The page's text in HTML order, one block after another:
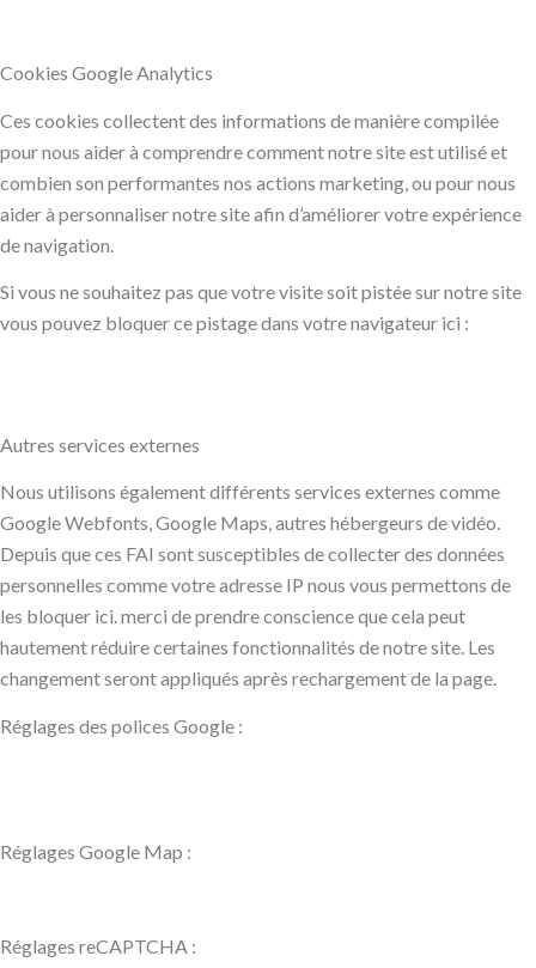
Cookies Google Analytics
Ces cookies collectent des informations de manière compilée
pour nous aider à comprendre comment notre site est utilisé et
combien son performantes nos actions marketing, ou pour nous
aider à personnaliser notre site afin d’améliorer votre expérience
de navigation.
Si vous ne souhaitez pas que votre visite soit pistée sur notre site
vous pouvez bloquer ce pistage dans votre navigateur ici :
Autres services externes
Nous utilisons également différents services externes comme
Google Webfonts, Google Maps, autres hébergeurs de vidéo.
Depuis que ces FAI sont susceptibles de collecter des données
personnelles comme votre adresse IP nous vous permettons de
les bloquer ici. merci de prendre conscience que cela peut
hautement réduire certaines fonctionnalités de notre site. Les
changement seront appliqués après rechargement de la page.
Réglages des polices Google :
Réglages Google Map :
Réglages reCAPTCHA :